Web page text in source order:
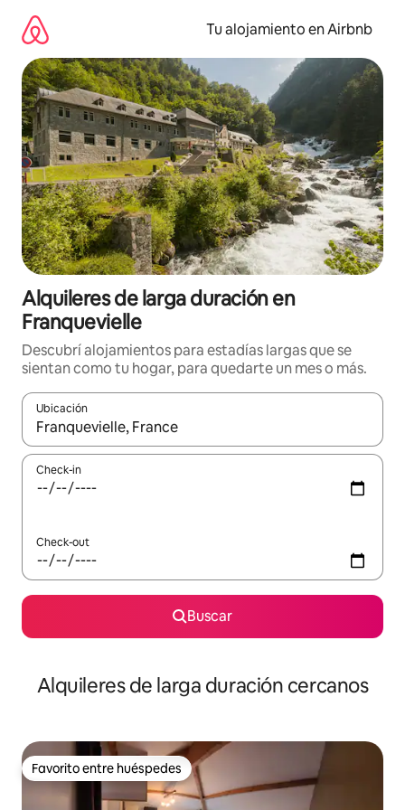
contenido
Tu alojamiento en Airbnb
Alquileres de larga duración en
Franquevielle
Descubrí alojamientos para estadías largas que se
sientan como tu hogar, para quedarte un mes o más.
Ubicación
Cuando los resultados estén disponibles, navegá con las
Check-in
Check-out
Buscar
Alquileres de larga duración cercanos
Favorito entre huéspedes
Favorito entre huéspedes